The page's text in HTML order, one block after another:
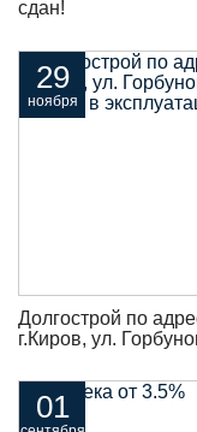
сдан!
29
ноября
Долгострой по
г.Киров, ул.
01